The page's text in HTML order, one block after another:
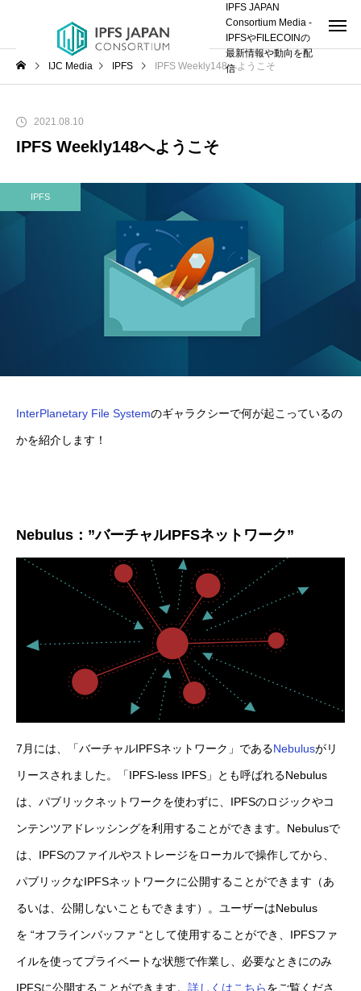
IPFS JAPAN
Consortium Media -
IPFSやFILECOINの
最新情報や動向を配
信
IJC Media IPFS IPFS Weekly148へようこそ
2021.08.10
IPFS Weekly148へようこそ
IPFS
InterPlanetary File Systemのギャラクシーで何が起こっているの
かを紹介します！
Nebulus：”バーチャルIPFSネットワーク”
7月には、「バーチャルIPFSネットワーク」であるNebulusがリ
リースされました。「IPFS-less IPFS」とも呼ばれるNebulus
は、パブリックネットワークを使わずに、IPFSのロジックやコ
ンテンツアドレッシングを利用することができます。Nebulusで
は、IPFSのファイルやストレージをローカルで操作してから、
パブリックなIPFSネットワークに公開することができます（あ
るいは、公開しないこともできます）。ユーザーはNebulus
を “オフラインバッファ “として使用することができ、IPFSファ
イルを使ってプライベートな状態で作業し、必要なときにのみ
IPFSに公開することができます。 詳しくはこちらをご覧くださ